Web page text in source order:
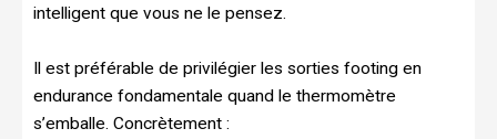
intelligent que vous ne le pensez.
Il est préférable de privilégier les sorties footing en
endurance fondamentale quand le thermomètre
s’emballe. Concrètement :